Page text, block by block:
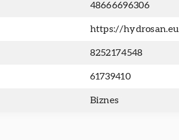
48666696306
https://hydrosan.eu
8252174548
61739410
Biznes